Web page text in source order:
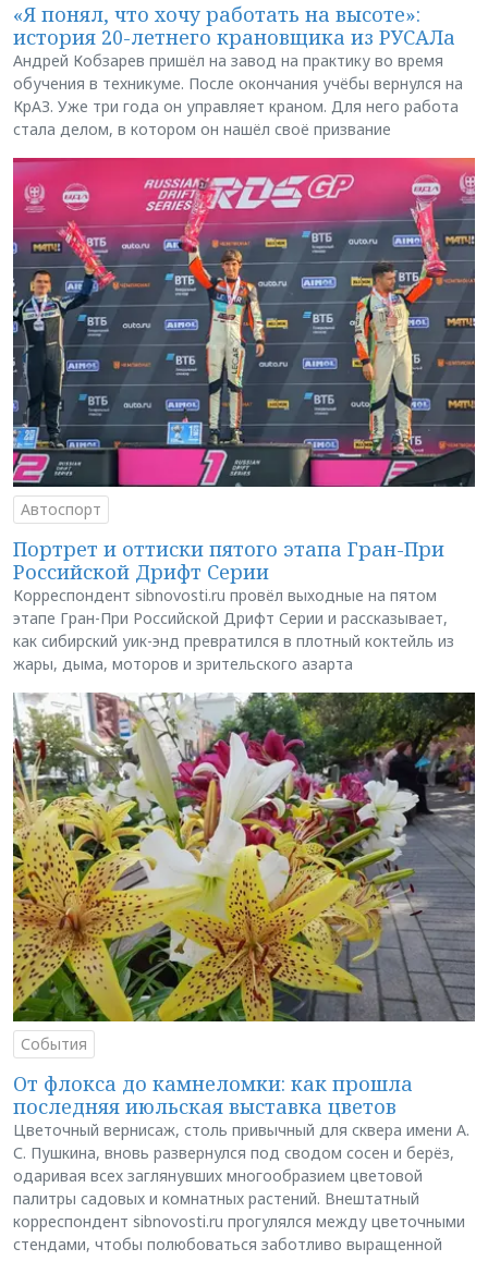
«Я понял, что хочу работать на высоте»:
история 20-летнего крановщика из РУСАЛа
Андрей Кобзарев пришёл на завод на практику во время
обучения в техникуме. После окончания учёбы вернулся на
КрАЗ. Уже три года он управляет краном. Для него работа
стала делом, в котором он нашёл своё призвание
Автоспорт
Портрет и оттиски пятого этапа Гран-При
Российской Дрифт Серии
Корреспондент sibnovosti.ru провёл выходные на пятом
этапе Гран-При Российской Дрифт Серии и рассказывает,
как сибирский уик-энд превратился в плотный коктейль из
жары, дыма, моторов и зрительского азарта
События
От флокса до камнеломки: как прошла
последняя июльская выставка цветов
Цветочный вернисаж, столь привычный для сквера имени А.
С. Пушкина, вновь развернулся под сводом сосен и берёз,
одаривая всех заглянувших многообразием цветовой
палитры садовых и комнатных растений. Внештатный
корреспондент sibnovosti.ru прогулялся между цветочными
стендами, чтобы полюбоваться заботливо выращенной